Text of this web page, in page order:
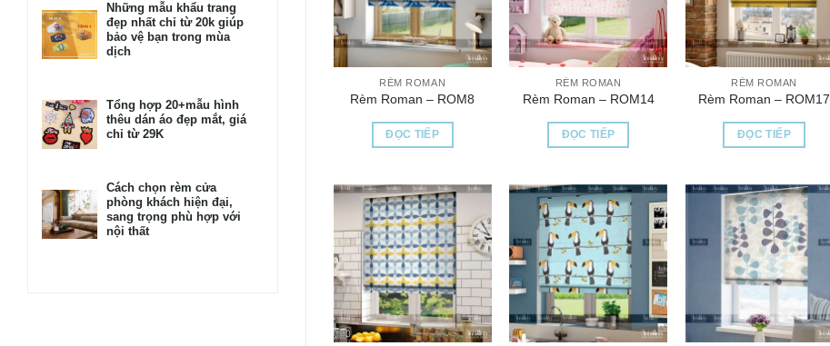
Những mẫu khẩu trang
đẹp nhất chỉ từ 20k giúp
bảo vệ bạn trong mùa
dịch
Tổng hợp 20+mẫu hình
thêu dán áo đẹp mắt, giá
chỉ từ 29K
Cách chọn rèm cửa
phòng khách hiện đại,
sang trọng phù hợp với
nội thất
RÈM ROMAN
Rèm Roman – ROM8
ĐỌC TIẾP
RÈM ROMAN
Rèm Roman – ROM14
ĐỌC TIẾP
RÈM ROMAN
Rèm Roman – ROM17
ĐỌC TIẾP